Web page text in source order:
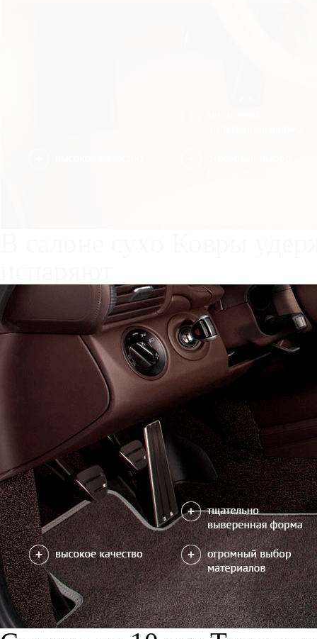
Каталог ковриков для
5
Автоковрики для Great
Поколение:2 поколение
EVA
3 ковра3150 7700
В корзину
Фурнитура